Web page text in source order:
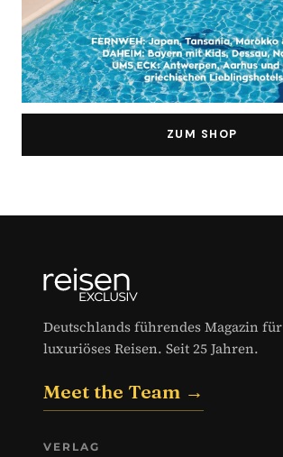
ZUM SHOP
Deutschlands führendes Magazin für
luxuriöses Reisen. Seit 25 Jahren.
Meet the Team →
VERLAG